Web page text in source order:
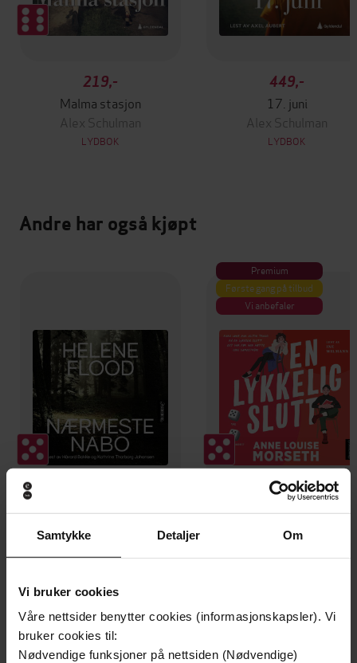
Samtykke Detaljer Om
Vi bruker cookies
Våre nettsider benytter cookies (informasjonskapsler). Vi
bruker cookies til:
Nødvendige funksjoner på nettsiden (Nødvendige)
219,-
Malma stasjon
Alex Schulman
LYDBOK
449,-
17. juni
Alex Schulman
LYDBOK
Andre har også kjøpt
399,-
Nærmeste nabo
Premium
Første gang på tilbud
Vi anbefaler
149,-
En lykkelig slutt
Forfattere Alex Schulman(forfatter),Andreas E.